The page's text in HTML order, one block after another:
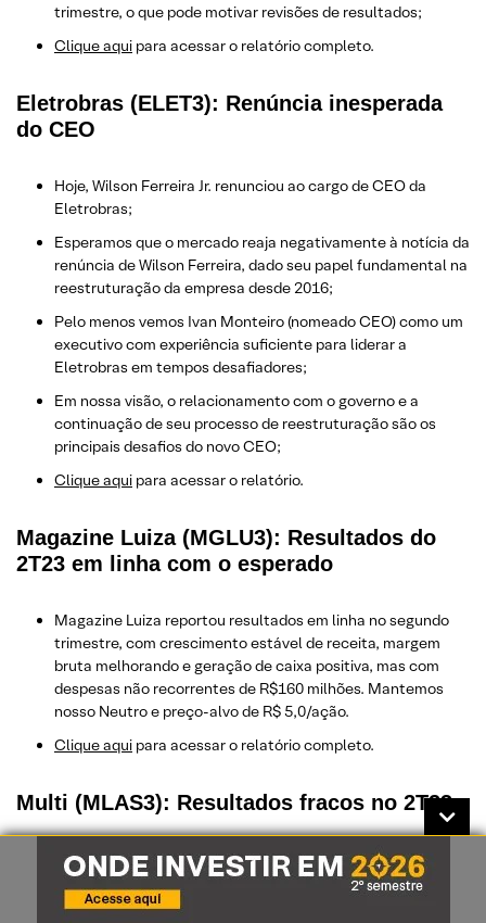
trimestre, o que pode motivar revisões de resultados;
Clique aqui para acessar o relatório completo.
Eletrobras (ELET3): Renúncia inesperada
do CEO
Hoje, Wilson Ferreira Jr. renunciou ao cargo de CEO da
Eletrobras;
Esperamos que o mercado reaja negativamente à notícia da
renúncia de Wilson Ferreira, dado seu papel fundamental na
reestruturação da empresa desde 2016;
Pelo menos vemos Ivan Monteiro (nomeado CEO) como um
executivo com experiência suficiente para liderar a
Eletrobras em tempos desafiadores;
Em nossa visão, o relacionamento com o governo e a
continuação de seu processo de reestruturação são os
principais desafios do novo CEO;
Clique aqui para acessar o relatório.
Magazine Luiza (MGLU3): Resultados do
2T23 em linha com o esperado
Magazine Luiza reportou resultados em linha no segundo
trimestre, com crescimento estável de receita, margem
bruta melhorando e geração de caixa positiva, mas com
despesas não recorrentes de R$160 milhões. Mantemos
nosso Neutro e preço-alvo de R$ 5,0/ação.
Clique aqui para acessar o relatório completo.
Multi (MLAS3): Resultados fracos no 2T23
A Multi reportou outra vez resultados fracos, embora
melhorando no trimestre, com as operações ainda
impactadas pela transição do ERP e pela demanda por